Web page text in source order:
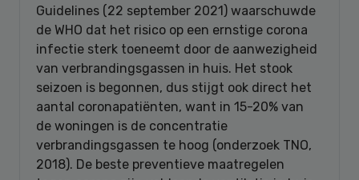
Guidelines (22 september 2021) waarschuwde
de WHO dat het risico op een ernstige corona
infectie sterk toeneemt door de aanwezigheid
van verbrandingsgassen in huis. Het stook
seizoen is begonnen, dus stijgt ook direct het
aantal coronapatiënten, want in 15-20% van
de woningen is de concentratie
verbrandingsgassen te hoog (onderzoek TNO,
2018). De beste preventieve maatregelen